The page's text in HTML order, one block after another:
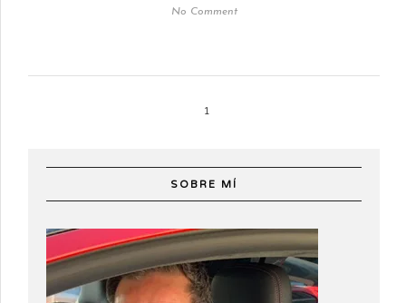
No Comment
1
SOBRE MÍ